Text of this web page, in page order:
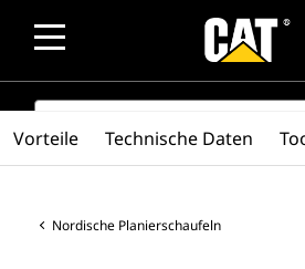
SEARCH
Nordische Planierschaufeln
Vorteile Technische Daten